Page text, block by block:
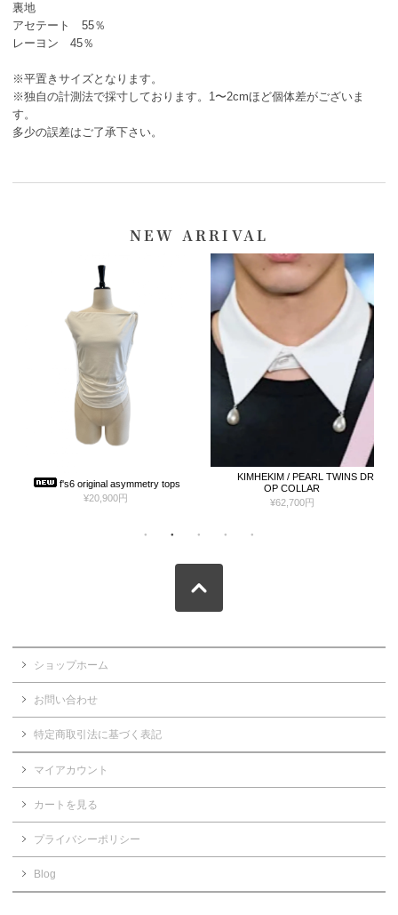
裏地
アセテート 55％
レーヨン 45％
※平置きサイズとなります。
※独自の計測法で採寸しております。1〜2cmほど個体差がございま
す。
多少の誤差はご了承下さい。
NEW ARRIVAL
f's6 original asymmetry tops
KIMHEKIM / PEARL TWINS DR
OP COLLAR
ショップホーム
お問い合わせ
特定商取引法に基づく表記
マイアカウント
カートを見る
プライバシーポリシー
Blog